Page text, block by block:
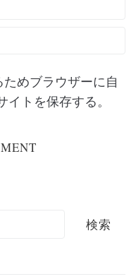
めブラウザーに自
トを保存する。
検索